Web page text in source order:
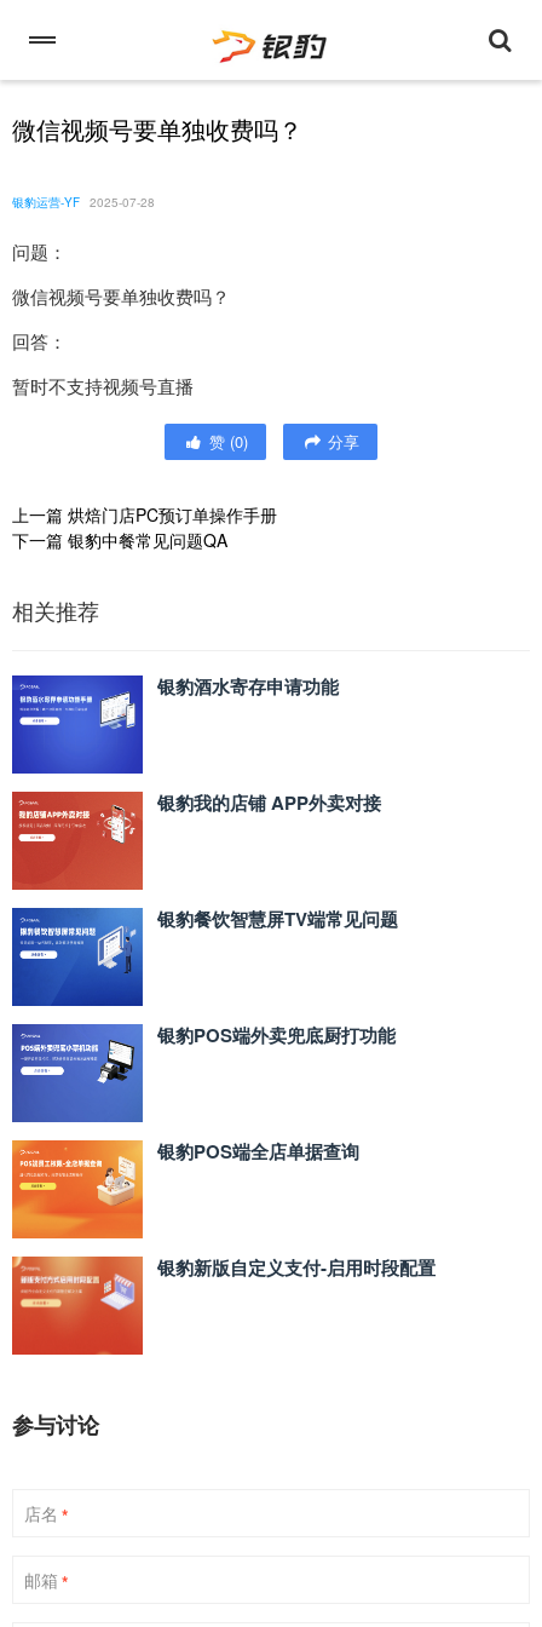
微信视频号要单独收费吗？
银豹运营-YF 2025-07-28
问题：
微信视频号要单独收费吗？
回答：
暂时不支持视频号直播
赞 (0) 分享
上一篇 烘焙门店PC预订单操作手册
下一篇 银豹中餐常见问题QA
相关推荐
银豹酒水寄存申请功能
银豹我的店铺 APP外卖对接
银豹餐饮智慧屏TV端常见问题
银豹POS端外卖兜底厨打功能
银豹POS端全店单据查询
银豹新版自定义支付‑启用时段配置
参与讨论
店名 *
邮箱 *